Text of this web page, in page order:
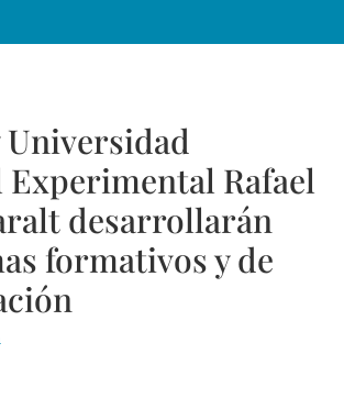
Experimental Rafael
desarrollarán
formativos y de